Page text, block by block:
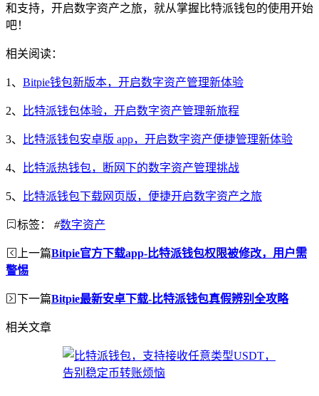
和支持，开启数字资产之旅，就从掌握比特派钱包的使用开始
吧！
相关阅读：
1、 Bitpie钱包新版本，开启数字资产管理新体验
2、 比特派钱包体验，开启数字资产管理新旅程
3、 比特派钱包安卓版 app，开启数字资产便捷管理新体验
4、 比特派热钱包，断网下的数字资产管理挑战
5、 比特派钱包下载网页版，便捷开启数字资产之旅
标签： #数字资产
上一篇Bitpie官方下载app-比特派钱包权限被修改，用户需
警惕
下一篇Bitpie最新安卓下载-比特派钱包真假辨别全攻略
相关文章